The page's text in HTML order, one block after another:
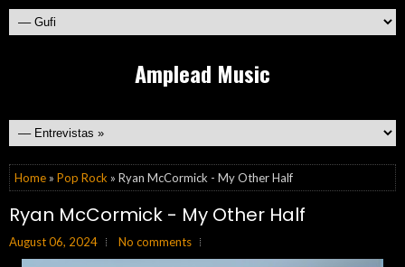
Amplead Music
Home » Pop Rock » Ryan McCormick - My Other Half
Ryan McCormick - My Other Half
August 06, 2024 No comments